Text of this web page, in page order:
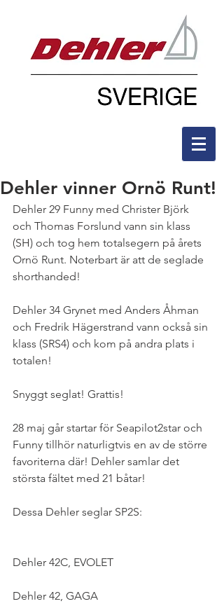
Dehler vinner Ornö Runt!
Dehler 29 Funny med Christer Björk
och Thomas Forslund vann sin klass
(SH) och tog hem totalsegern på årets
Ornö Runt. Noterbart är att de seglade
shorthanded!
Dehler 34 Grynet med Anders Åhman
och Fredrik Hägerstrand vann också sin
klass (SRS4) och kom på andra plats i
totalen!
Snyggt seglat! Grattis!
28 maj går startar för Seapilot2star och
Funny tillhör naturligtvis en av de större
favoriterna där! Dehler samlar det
största fältet med 21 båtar!
Dessa Dehler seglar SP2S:
Dehler 42C, EVOLET
Dehler 42, GAGA